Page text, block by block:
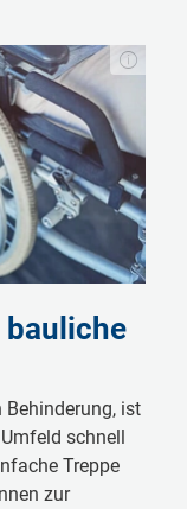
bauliche
Behinderung, ist
schnell
Treppe
zur